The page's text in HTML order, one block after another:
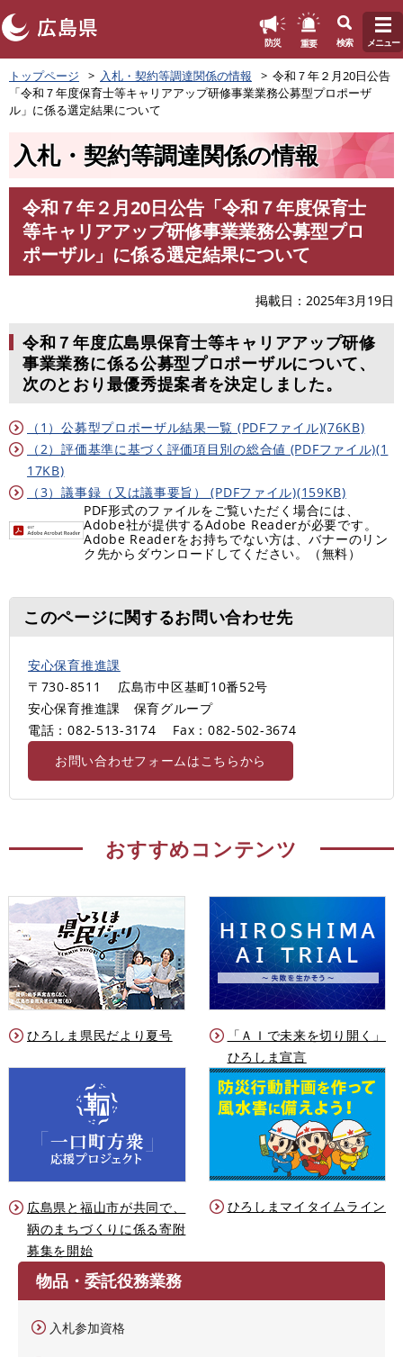
ペ
ー
の
防災 重要 検索 メニュー
トップページ 入札・契約等調達関係の情報
令和７年２月20日公告
「令和７年度保育士等キャリアアップ研修事業業務公募型プロポーザ
ル」に係る選定結果について
入札・契約等調達関係の情報
令和７年２月20日公告「令和７年度保育士
等キャリアアップ研修事業業務公募型プロ
ポーザル」に係る選定結果について
掲載日 2025年3月19日
令和７年度広島県保育士等キャリアアップ研修
事業業務に係る公募型プロポーザルについて、
次のとおり最優秀提案者を決定しました。
（1）公募型プロポーザル結果一覧 (PDFファイル)(76KB)
（2）評価基準に基づく評価項目別の総合値 (PDFファイル)(1
17KB)
（3）議事録（又は議事要旨） (PDFファイル)(159KB)
PDF形式のファイルをご覧いただく場合には、
Adobe社が提供するAdobe Readerが必要です。
Adobe Readerをお持ちでない方は、バナーのリン
ク先からダウンロードしてください。（無料）
このページに関するお問い合わせ先
安心保育推進課
〒730-8511
広島市中区基町10番52号
安心保育推進課 保育グループ
電話：082-513-3174
Fax：082-502-3674
お問い合わせフォームはこちらから
おすすめコンテンツ
ひろしま県民だより夏号
「ＡＩで未来を切り開く」
ひろしま宣言
広島県と福山市が共同で、
鞆のまちづくりに係る寄附
募集を開始
ひろしまマイタイムライン
物品・委託役務業務
入札参加資格